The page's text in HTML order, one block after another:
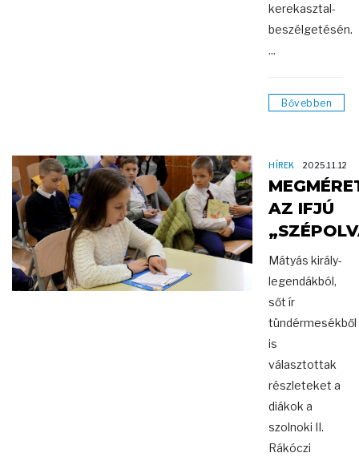
kerekasztal-
beszélgetésén.
...
Bővebben
HÍREK 2025.11.12
AZ IFJÚ
Mátyás király-
legendákból,
sőt ír
tündérmesékből
is
választottak
részleteket a
diákok a
szolnoki II.
Rákóczi